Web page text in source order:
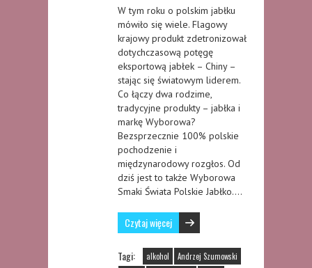
W tym roku o polskim jabłku
mówiło się wiele. Flagowy
krajowy produkt zdetronizował
dotychczasową potęgę
eksportową jabłek – Chiny –
stając się światowym liderem.
Co łączy dwa rodzime,
tradycyjne produkty – jabłka i
markę Wyborowa?
Bezsprzecznie 100% polskie
pochodzenie i
międzynarodowy rozgłos. Od
dziś jest to także Wyborowa
Smaki Świata Polskie Jabłko….
Czytaj więcej
Tagi: alkohol Andrzej Szumowski